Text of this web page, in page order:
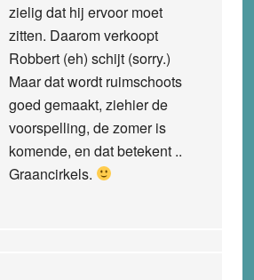
zielig dat hij ervoor moet
zitten. Daarom verkoopt
Robbert (eh) schijt (sorry.)
Maar dat wordt ruimschoots
goed gemaakt, ziehier de
voorspelling, de zomer is
komende, en dat betekent ..
Graancirkels.